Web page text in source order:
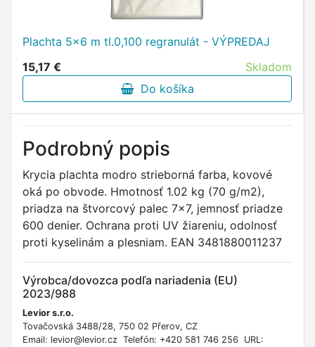
Plachta 5x6 m tl.0,100 regranulát - VÝPREDAJ
15,17 €
Skladom
Do košíka
Podrobný popis
Krycia plachta modro strieborná farba, kovové
oká po obvode. Hmotnosť 1.02 kg (70 g/m2),
priadza na štvorcový palec 7x7, jemnosť priadze
600 denier. Ochrana proti UV žiareniu, odolnosť
proti kyselinám a plesniam. EAN 3481880011237
Výrobca/dovozca podľa nariadenia (EU)
2023/988
Levior s.r.o.
Tovačovská 3488/28, 750 02 Přerov, CZ
Email: levior@levior.cz Telefón: +420 581 746 256 URL: